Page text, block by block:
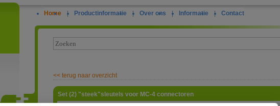
Home | Productinformatie | Over ons | Informatie | Contact
<< terug naar overzicht
Set (2) "steek"sleutels voor MC-4 connectoren